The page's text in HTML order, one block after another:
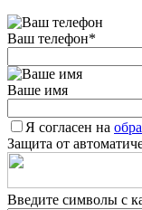
Ваш телефон*
Ваше имя
Я согласен на
Защита от
Введите символы с